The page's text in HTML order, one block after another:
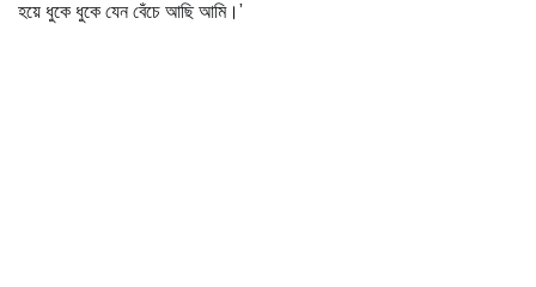
হয়ে ধুকে ধুকে যেন বেঁচে আছি আমি।’